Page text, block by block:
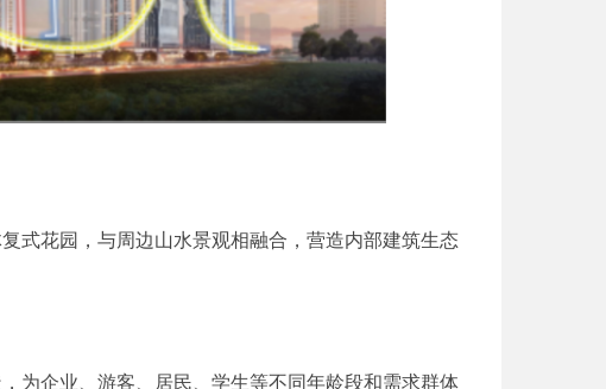
花园，与周边山水景观相融合，营造内部建筑生态
企业、游客、居民、学生等不同年龄段和需求群体